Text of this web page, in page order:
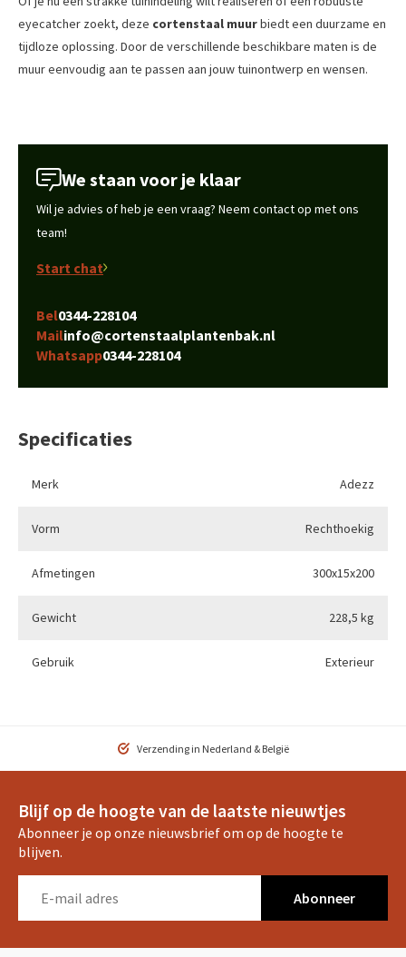
eyecatcher zoekt, deze cortenstaal muurbiedt een duurzame en
tijdloze oplossing. Door de verschillende beschikbare maten is de
muur eenvoudig aan te passen aan jouw tuinontwerp en wensen.
We staan voor je klaar
Wil je advies of heb je een vraag? Neem contact op met ons
team!
Start chat
Bel0344-228104
Mailinfo@cortenstaalplantenbak.nl
Whatsapp0344-228104
Specificaties
Merk Adezz
Vorm Rechthoekig
Afmetingen 300x15x200
Gewicht 228,5 kg
Gebruik Exterieur
Verzending in Nederland & België
Blijf op de hoogte van de laatste nieuwtjes
Abonneer je op onze nieuwsbrief om op de hoogte te
blijven.
Abonneer